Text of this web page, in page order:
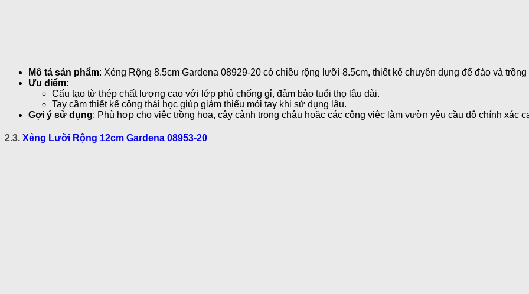
Mô tả sản phẩm: Xẻng Rộng 8.5cm Gardena 08929-20 có chiều rộng lưỡi 8.5cm, thiết kế chuyên dụng để đào và
Ưu điểm:
Cấu tạo từ thép chất lượng cao với lớp phủ chống gỉ, đảm bảo tuổi thọ lâu dài.
Tay cầm thiết kế công thái học giúp giảm thiểu mỏi tay khi sử dụng lâu.
Gợi ý sử dụng: Phù hợp cho việc trồng hoa, cây cảnh trong chậu hoặc các công việc làm vườn yêu cầu độ chính xác
2.3. Xẻng Lưỡi Rộng 12cm Gardena 08953-20